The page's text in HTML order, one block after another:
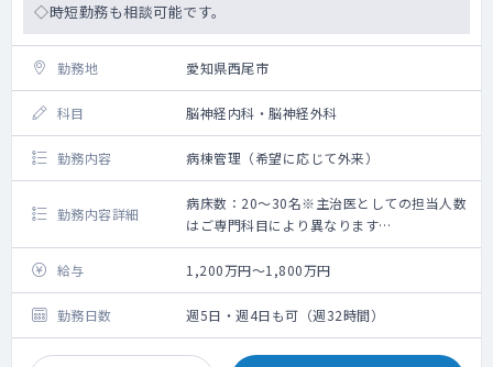
◇時短勤務も相談可能です。
勤務地 愛知県西尾市
科目 脳神経内科・脳神経外科
勤務内容 病棟管理（希望に応じて外来）
勤務内容詳細
病床数：20～30名※主治医としての担当人数
はご専門科目により異なります
病棟管理
・担当病床：回復期リハ病床、一般病床、
・患者数 ：20～30名程度
※主治医としての担当人数はご専門科目によ
り異なります
・対応疾患：整形疾患6割程、他、脳疾患など
給与 1,200万円～1,800万円
勤務日数 週5日・週4日も可（週32時間）